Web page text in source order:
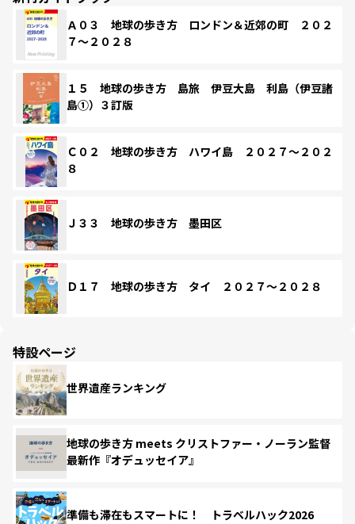
Ａ０３ 地球の歩き方 ロンドン＆近郊の町 ２０２
７～２０２８
１５ 地球の歩き方 島旅 伊豆大島 利島（伊豆諸
島①）３訂版
Ｃ０２ 地球の歩き方 ハワイ島 ２０２７～２０２
８
Ｊ３３ 地球の歩き方 墨田区
Ｄ１７ 地球の歩き方 タイ ２０２７～２０２８
特設ページ
世界遺産ランキング
地球の歩き方 meets クリストファー・ノーラン監督
最新作『オデュッセイア』
準備も滞在もスマートに！ トラベルハック2026